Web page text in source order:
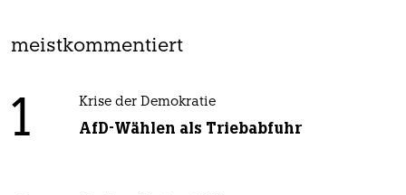
meistkommentiert
1 Krise der Demokratie
AfD-Wählen als Triebabfuhr